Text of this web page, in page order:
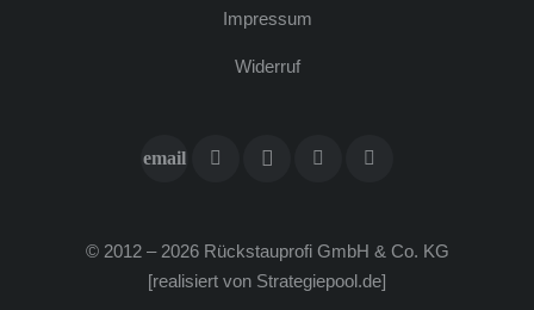
Impres­sum
Wider­ruf
© 2012 – 2026 Rück­stau­pro­fi GmbH & Co. KG
[rea­li­siert von Strategiepool.de]